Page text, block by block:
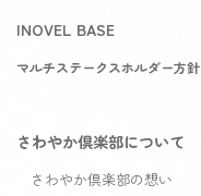
INOVEL BASE
マルチステークスホルダー方針
さわやか倶楽部について
さわやか倶楽部の想い